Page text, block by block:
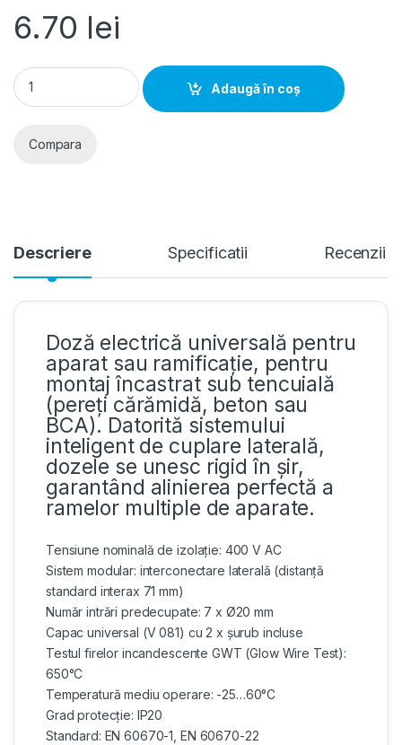
6.70 lei
Doză aparat rotundă încastrată Ø71x73mm interconectabilă
Adaugă în coș
Compara
Descriere Specificatii Recenzii
Doză electrică universală pentru
aparat sau ramificație, pentru
montaj încastrat sub tencuială
(pereți cărămidă, beton sau
BCA). Datorită sistemului
inteligent de cuplare laterală,
dozele se unesc rigid în șir,
garantând alinierea perfectă a
ramelor multiple de aparate.
Tensiune nominală de izolație: 400 V AC
Sistem modular: interconectare laterală (distanță
standard interax 71 mm)
Număr intrări predecupate: 7 x Ø20 mm
Capac universal (V 081) cu 2 x șurub incluse
Testul firelor incandescente GWT (Glow Wire Test):
650°C
Temperatură mediu operare: -25…60°C
Grad protecție: IP20
Standard: EN 60670-1, EN 60670-22